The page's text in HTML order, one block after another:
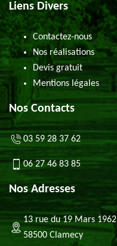
Liens Divers
Contactez-nous
Nos réalisations
Devis gratuit
Mentions légales
Nos Contacts
03 59 28 37 62
06 27 46 83 85
Nos Adresses
13 rue du 19 Mars 1962
58500 Clamecy